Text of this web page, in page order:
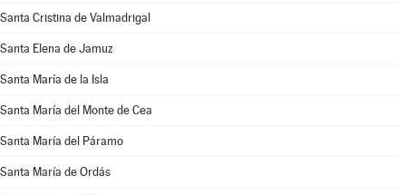
Santa Cristina de Valmadrigal
Santa Elena de Jamuz
Santa María de la Isla
Santa María del Monte de Cea
Santa María del Páramo
Santa María de Ordás